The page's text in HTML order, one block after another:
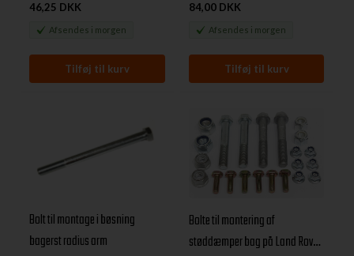
46,25 DKK
Afsendes i morgen
84,00 DKK
Afsendes i morgen
Bolt til montage i bøsning
bagerst radius arm
Bolte til montering af
støddæmper bag på Land Rover